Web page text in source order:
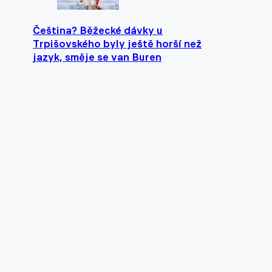
Čeština? Běžecké dávky u
Trpišovského byly ještě horší než
jazyk, směje se van Buren